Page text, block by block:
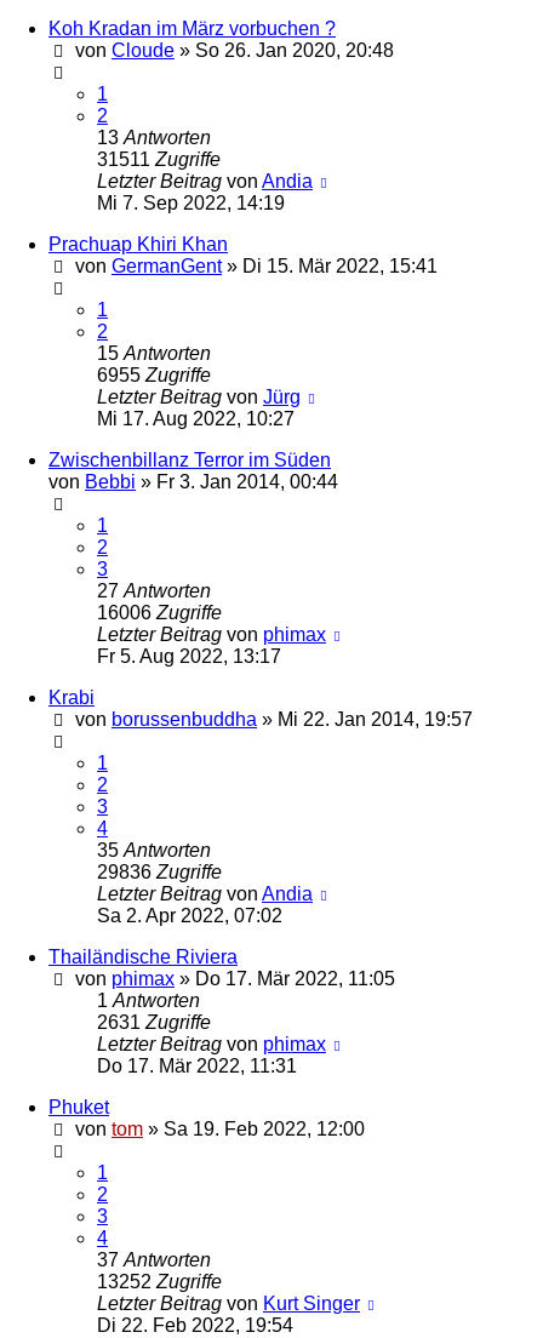
Koh Kradan im März vorbuchen ?
von Cloude » So 26. Jan 2020, 20:48
1
2
13 Antworten
31511 Zugriffe
Letzter Beitrag von Andia
Mi 7. Sep 2022, 14:19
Prachuap Khiri Khan
von GermanGent» Di 15. Mär 2022, 15:41
1
2
15 Antworten
6955 Zugriffe
Letzter Beitrag von Jürg
Mi 17. Aug 2022, 10:27
Zwischenbillanz Terror im Süden
von Bebbi » Fr 3. Jan 2014, 00:44
1
2
3
27 Antworten
16006 Zugriffe
Letzter Beitrag von phimax
Fr 5. Aug 2022, 13:17
Krabi
von borussenbuddha » Mi 22. Jan 2014, 19:57
1
2
3
4
35 Antworten
29836 Zugriffe
Letzter Beitrag von Andia
Sa 2. Apr 2022, 07:02
Thailändische Riviera
von phimax » Do 17. Mär 2022, 11:05
1 Antworten
2631 Zugriffe
Letzter Beitrag von phimax
Do 17. Mär 2022, 11:31
Phuket
von tom » Sa 19. Feb 2022, 12:00
1
2
3
4
37 Antworten
13252 Zugriffe
Letzter Beitrag von Kurt Singer
Di 22. Feb 2022, 19:54